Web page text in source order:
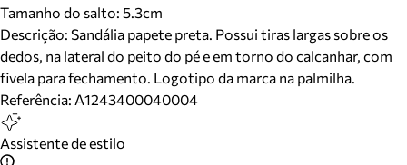
Tamanho do salto: 5.3cm
Descrição: Sandália papete preta. Possui tiras largas sobre os
dedos, na lateral do peito do pé e em torno do calcanhar, com
fivela para fechamento. Logotipo da marca na palmilha.
Referência: A1243400040004
Assistente de estilo